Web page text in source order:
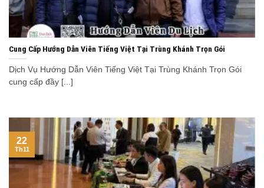
Cung Cấp Hướng Dẫn Viên Tiếng Việt Tại Trùng Khánh Trọn Gói
Dịch Vụ Hướng Dẫn Viên Tiếng Việt Tại Trùng Khánh Trọn Gói
cung cấp đầy [...]
22
Th11